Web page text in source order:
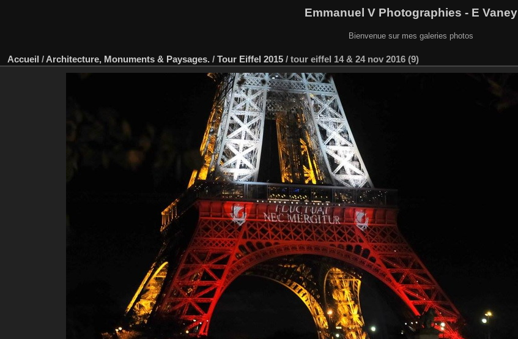
Emmanuel V Photographies - E Vaney
Bienvenue sur mes galeries photos
Accueil / Architecture, Monuments & Paysages. / Tour Eiffel 2015 / tour eiffel 14 & 24 nov 2016 (9)